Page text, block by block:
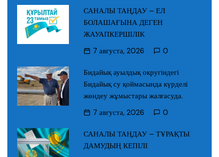
САНАЛЫ ТАҢДАУ – ЕЛ
БОЛАШАҒЫНА ДЕГЕН
ЖАУАПКЕРШІЛІК
7 августа, 2026
0
Бидайық ауылдық округіндегі
Бидайық су қоймасында күрделі
жөндеу жұмыстары жалғасуда.
7 августа, 2026
0
САНАЛЫ ТАҢДАУ – ТҰРАҚТЫ
ДАМУДЫҢ КЕПІЛІ